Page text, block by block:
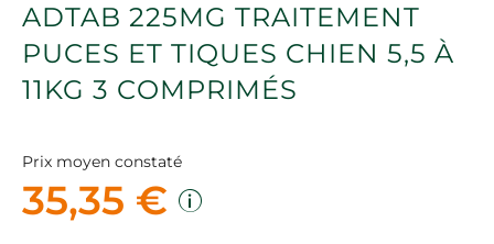
ADTAB 225MG TRAITEMENT
PUCES ET TIQUES CHIEN 5,5 À
11KG 3 COMPRIMÉS
Prix moyen constaté
35,35 €